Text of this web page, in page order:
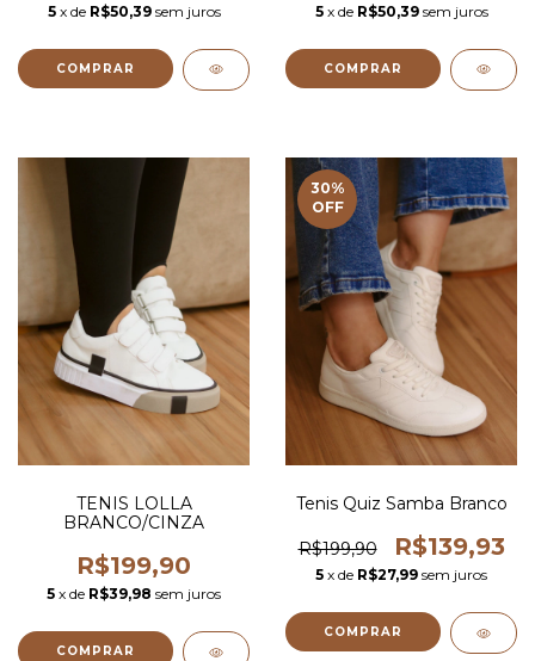
5 x de R$50,39 sem juros
COMPRAR
5 x de R$50,39 sem juros
COMPRAR
TENIS LOLLA
BRANCO/CINZA
R$199,90
5 x de R$39,98 sem juros
COMPRAR
30%
OFF
Tenis Quiz Samba Branco
R$199,90 R$139,93
5 x de R$27,99 sem juros
COMPRAR